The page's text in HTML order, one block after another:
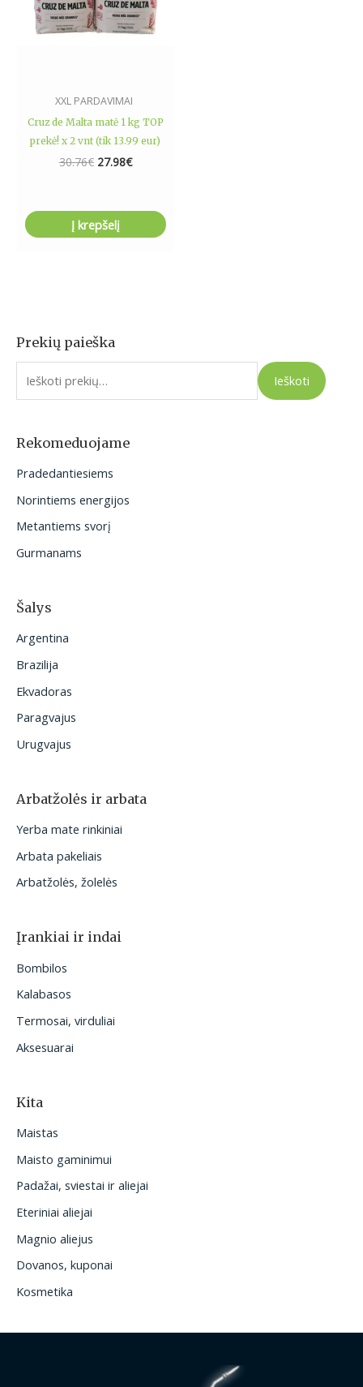
Prekių paieška
I
e
o
:
Ieškoti
Rekomeduojame
Pradedantiesiems
Norintiems energijos
Metantiems svorį
Gurmanams
Šalys
Argentina
Brazilija
Ekvadoras
Paragvajus
Urugvajus
Arbatžolės ir arbata
Yerba mate rinkiniai
Arbata pakeliais
Arbatžolės, žolelės
Įrankiai ir indai
Bombilos
Kalabasos
Termosai, virduliai
Aksesuarai
Kita
Maistas
Maisto gaminimui
Padažai, sviestai ir aliejai
Eteriniai aliejai
Magnio aliejus
Dovanos, kuponai
Kosmetika
XXL PARDAVIMAI
Cruz de Malta matė 1 kg TOP
prekė! x 2 vnt (tik 13.99 eur)
30.76€ 27.98€
Į krepšelį